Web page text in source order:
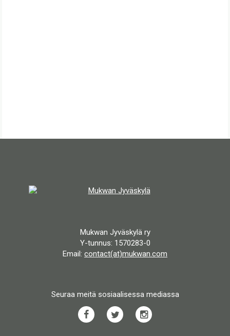
Mukwan Jyväskylä ry
Y-tunnus: 1570283-0
Email: contact(at)mukwan.com
Seuraa meitä sosiaalisessa mediassa
FacebookTwitterInstagram